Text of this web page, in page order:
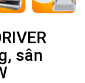
sân